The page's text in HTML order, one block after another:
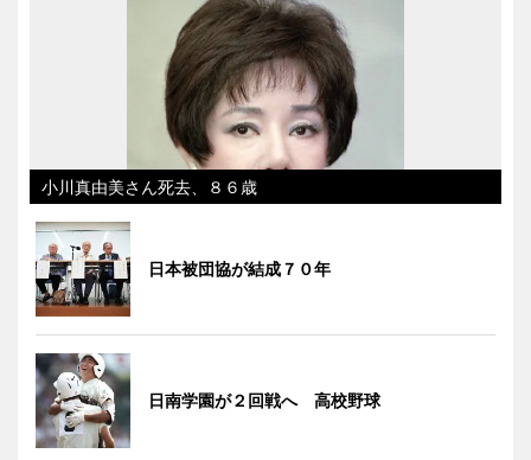
小川真由美さん死去、８６歳
日本被団協が結成７０年
日南学園が２回戦へ 高校野球